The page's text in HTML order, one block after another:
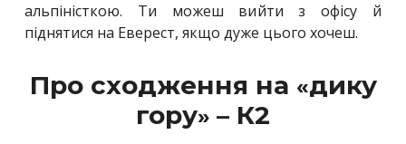
альпіністкою. Ти можеш вийти з офісу й
піднятися на Еверест, якщо дуже цього хочеш.
Про сходження на «дику
гору» – К2